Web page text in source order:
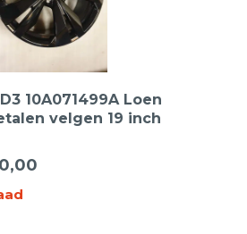
10A071499A Loen
velgen 19 inch